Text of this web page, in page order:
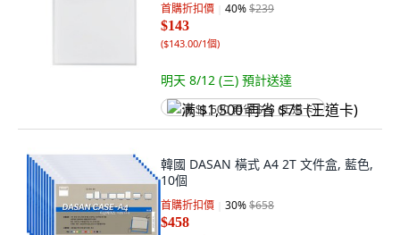
首購折扣價 40%$239
$143
($143.00/1個)
明天 8/12 (三) 預計送達
满 $1,500 再省 $75 (王道卡)
韓國 DASAN 橫式 A4 2T 文件盒, 藍色,
10個
首購折扣價 30%$658
$458